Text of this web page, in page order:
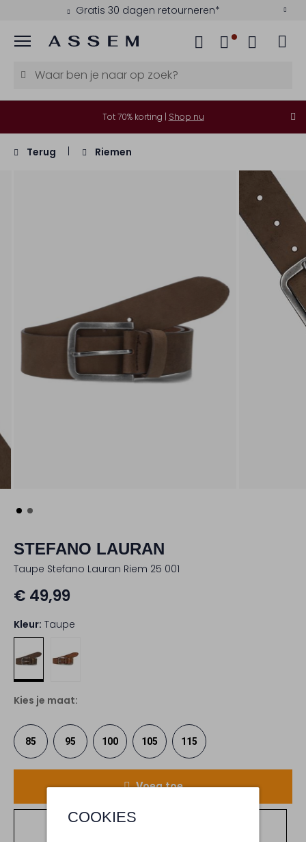
Gratis 30 dagen retourneren*
Menu
COOKIES
Tot 70% korting | Shop nu
Terug Riemen
STEFANO LAURAN
Taupe Stefano Lauran Riem 25 001
€ 49,99
Kleur: Taupe
Kies je maat:
85 95 100 105 115
Voeg toe
Bekijk winkelvoorraad